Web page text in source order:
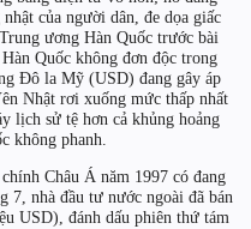
của người dân, đe dọa giấc
ương Hàn Quốc trước bài
Quốc không đơn độc trong
Đô la Mỹ (USD) đang gây áp
Nhật rơi xuống mức thấp nhất
lịch sử tệ hơn cả khủng hoảng
không phanh.
Châu Á năm 1997 có đang
7, nhà đầu tư nước ngoài đã bán
USD), đánh dấu phiên thứ tám